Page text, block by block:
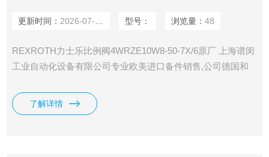
更新时间： 2026-07-29 型号： 浏览量： 48
REXROTH力士乐比例阀4WRZE10W8-50-7X/6原厂 上海谱闵
工业自动化设备有限公司专业欧美进口备件销售,公司德国和
具优势。 价格优: 我们直接从工厂拿报价，避开许多中间环
节，许多工厂给我们提供固定折扣，确保我们给客户惠的价
了解详情